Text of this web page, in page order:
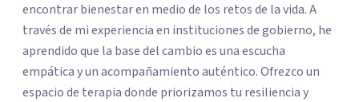
encontrar bienestar en medio de los retos de la vida. A
través de mi experiencia en instituciones de gobierno, he
aprendido que la base del cambio es una escucha
empática y un acompañamiento auténtico. ​Ofrezco un
espacio de terapia donde priorizamos tu resiliencia y